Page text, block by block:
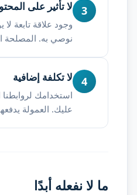
3 لا تأثير على
وجود علاقة تابعة لا
نوصي به. المصلحة
4 لا تكلفة إضافية
استخدامك لروابطنا
عليك. العمولة
ما لا نفعله أبدًا